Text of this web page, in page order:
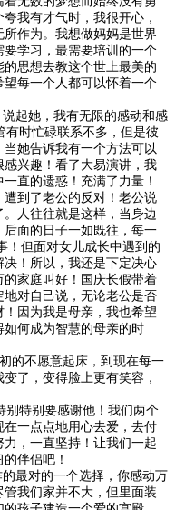
我有才气时，我很开心，
作为。我想做妈妈是世界
要学习，最需要培训的一个
思想去教这个世上最美的
每一个人都可以怀着一个
起她，我有无限的感动和感
时忙碌联系不多，但是彼
她告诉我有一个方法可以
兴趣！看了大易演讲，我
直的遗惑！充满了力量！
到了老公的反对！老公说
人往往就是这样，当身边
面的日子一如既往，每一
！但面对女儿成长中遇到的
！所以，我还是下定决心
家庭叫好！国庆长假带着
对自己说，无论老公是否
因为我是母亲，我也希望
何成为智慧的母亲的时
的不愿意起床，到现在每一
了，变得脸上更有笑容，
特别要感谢他！我们两个
一点点地用心去爱，去付
，一直坚持！让我们一起
伴侣吧！
最对的一个选择，你感动万
我们家并不大，但里面装